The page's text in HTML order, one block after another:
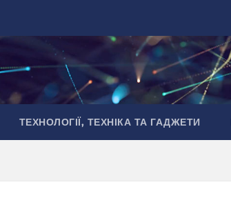
ТЕХНОЛОГІЇ, ТЕХНІКА ТА ГАДЖЕТИ